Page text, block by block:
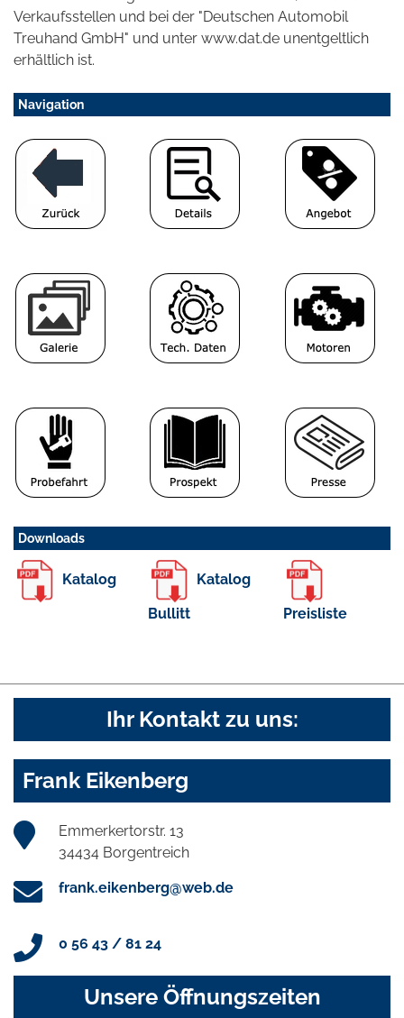
Verkaufsstellen und bei der "Deutschen Automobil
Treuhand GmbH" und unter www.dat.de unentgeltlich
erhältlich ist.
Navigation
Downloads
Katalog Katalog
Bullitt Preisliste
Ihr Kontakt zu uns:
Frank Eikenberg
Emmerkertorstr. 13
34434 Borgentreich
frank.eikenberg@web.de
0 56 43 / 81 24
Unsere Öffnungszeiten